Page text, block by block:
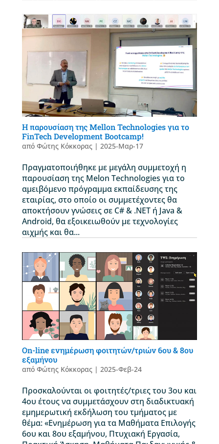
Η παρουσίαση της Mellon Technologies για το
FinTech Development Bootcamp!
από Φώτης Κόκκορας| 2025-Μαρ-17
Πραγματοποιήθηκε με μεγάλη συμμετοχή η
παρουσίαση της Melon Technologies για το
αμειβόμενο πρόγραμμα εκπαίδευσης της
εταιρίας, στο οποίο οι συμμετέχοντες θα
αποκτήσουν γνώσεις σε C# & .NET ή Java &
Android, θα εξοικειωθούν με τεχνολογίες
αιχμής και θα...
On-line ενημέρωση φοιτητών/τριών 6ου & 8ου
εξαμήνου
από Φώτης Κόκκορας| 2025-Φεβ-24
Προσκαλούνται οι φοιτητές/τριες του 3ου και
4ου έτους να συμμετάσχουν στη διαδικτυακή
εμημερωτική εκδήλωση του τμήματος με
θέμα: «Ενημέρωση για τα Μαθήματα Επιλογής
6ου και 8ου εξαμήνου, Πτυχιακή Εργασία,